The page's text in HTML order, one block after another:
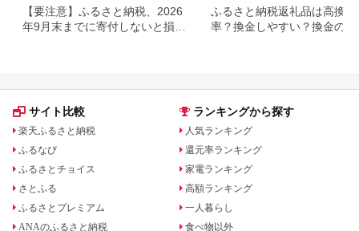
【要注意】ふるさと納税、2026
年9月末までに寄付しないと損す
ふるさと納税返礼品は高換金
率？換金しやすい？換金の可
サイト比較
楽天ふるさと納税
ふるなび
ふるさとチョイス
さとふる
ふるさとプレミアム
ANAのふるさと納税
ランキングから探す
人気ランキング
還元率ランキング
家電ランキング
高額ランキング
一人暮らし
食べ物以外